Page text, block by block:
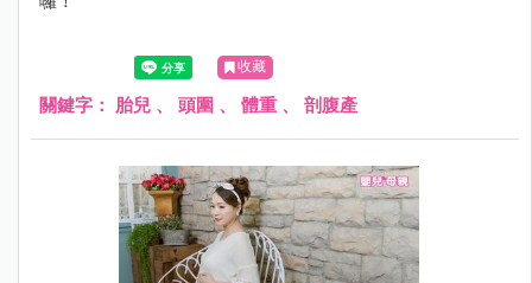
收藏
關鍵字： 胎兒 、 頭圍 、 體重 、 剖腹產